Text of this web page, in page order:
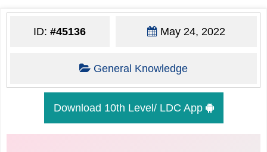
ID:#45136 May 24, 2022
General Knowledge
Download 10th Level/ LDC App